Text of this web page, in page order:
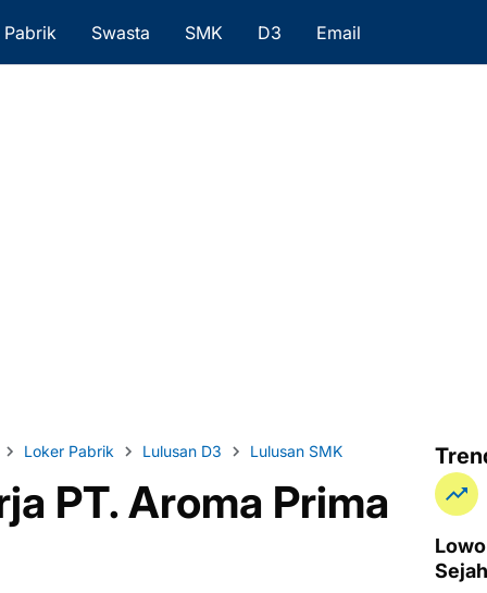
Pabrik Swasta SMK D3 Email
Loker Pabrik Lulusan D3 Lulusan SMK
PT. Aroma Prima